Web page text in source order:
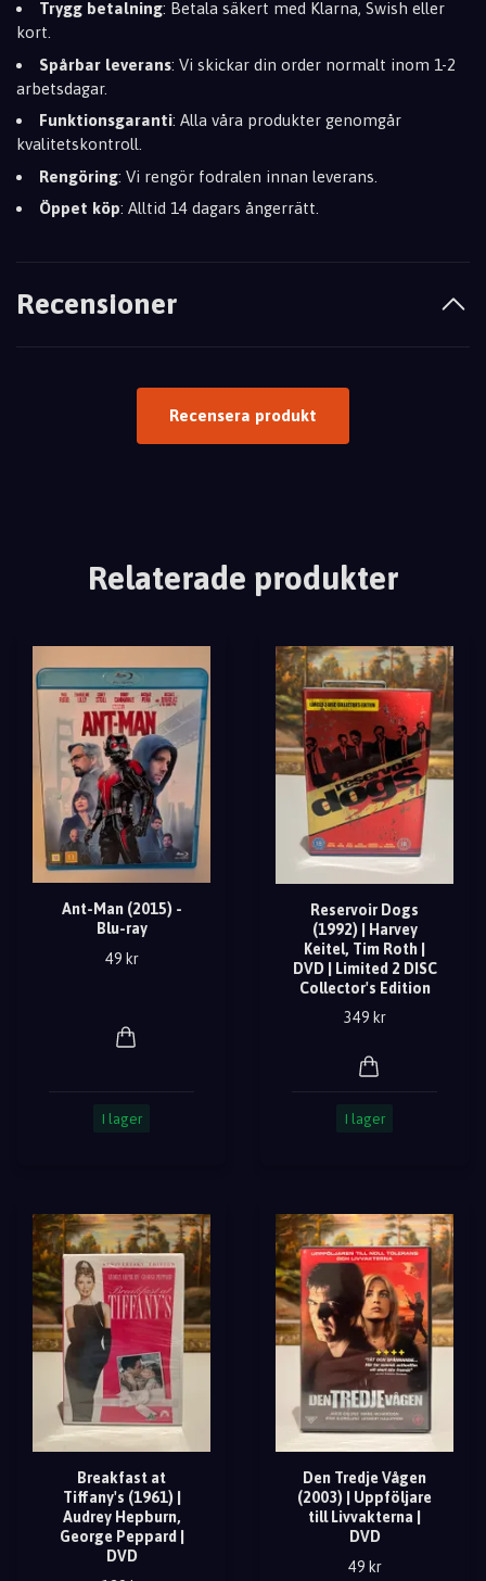
Trygg betalning: Betala säkert med Klarna, Swish eller
kort.
Spårbar leverans: Vi skickar din order normalt inom 1-2
arbetsdagar.
Funktionsgaranti: Alla våra produkter genomgår
kvalitetskontroll.
Rengöring: Vi rengör fodralen innan leverans.
Öppet köp: Alltid 14 dagars ångerrätt.
Recensioner
Recensera produkt
Relaterade produkter
Ant-Man (2015) -
Blu-ray
49 kr
I lager
Reservoir Dogs
(1992) | Harvey
Keitel, Tim Roth |
DVD | Limited 2 DISC
Collector's Edition
349 kr
I lager
Breakfast at
Tiffany's (1961) |
Audrey Hepburn,
George Peppard |
DVD
Den Tredje Vågen
(2003) | Uppföljare
till Livvakterna |
DVD
49 kr